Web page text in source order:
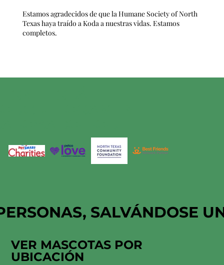
Estamos agradecidos de que la Humane Society of North
Texas haya traído a Koda a nuestras vidas. Estamos
completos.
SALVÁNDOSE
VER MASCOTAS POR
UBICACIÓN